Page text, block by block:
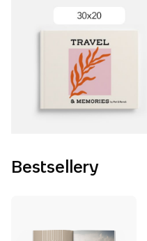
Bestsellery